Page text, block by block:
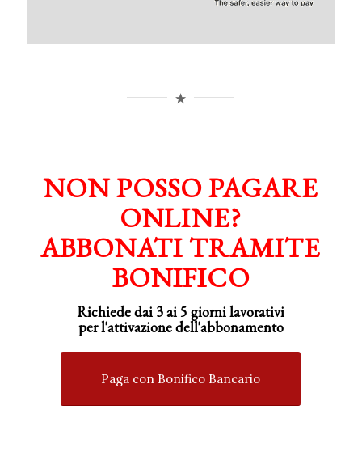
NON POSSO PAGARE
ONLINE?
ABBONATI TRAMITE
BONIFICO
Richiede dai 3 ai 5 giorni lavorativi
perl'attivazionedell'abbonamento
Paga con Bonifico Bancario